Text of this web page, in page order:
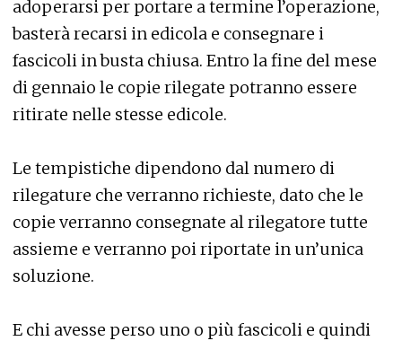
adoperarsi per portare a termine l’operazione,
basterà recarsi in edicola e consegnare i
fascicoli in busta chiusa. Entro la fine del mese
di gennaio le copie rilegate potranno essere
ritirate nelle stesse edicole.
Le tempistiche dipendono dal numero di
rilegature che verranno richieste, dato che le
copie verranno consegnate al rilegatore tutte
assieme e verranno poi riportate in un’unica
soluzione.
E chi avesse perso uno o più fascicoli e quindi